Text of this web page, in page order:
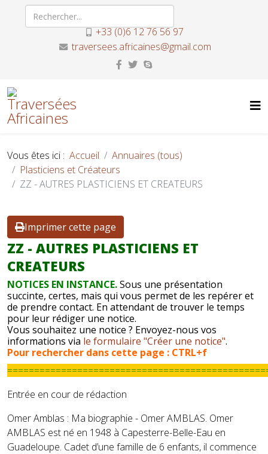
+33 (0)6 12 76 56 97
traversees.africaines@gmail.com
Vous êtes ici : Accueil
Annuaires (tous)
Plasticiens et Créateurs
ZZ - AUTRES PLASTICIENS ET CREATEURS
Imprimer cette page
ZZ - AUTRES PLASTICIENS ET
CREATEURS
NOTICES EN INSTANCE.Sous une présentation
succinte, certes, mais qui vous permet de les repérer et
de prendre contact. En attendant de trouver le temps
pour leur rédiger une notice.
Vous souhaitez une notice ? Envoyez-nous vos
informations via le formulaire "Créer une notice".
Pour rechercher dans cette page : CTRL+f
Entrée en cour de rédaction
Omer Amblas : Ma biographie - Omer AMBLAS. Omer
AMBLAS est né en 1948 à Capesterre-Belle-Eau en
Guadeloupe. Cadet d’une famille de 6 enfants, il commence